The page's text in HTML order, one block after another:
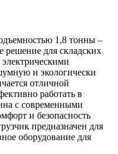
1,8 тонны –
решение для складских
и экологически
отличной
работать в
с современными
и безопасность
предназначен для
оборудование для